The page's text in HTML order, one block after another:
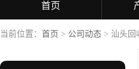
首页
当前位置： 首页 > 公司动态 > 汕头回